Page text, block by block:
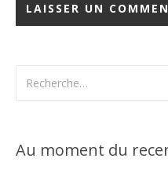
Au moment du